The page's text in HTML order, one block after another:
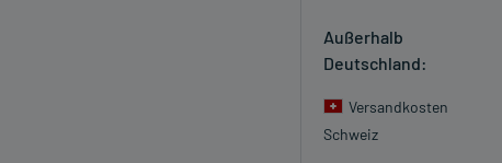
Außerhalb
Deutschland:
Versandkosten
Schweiz